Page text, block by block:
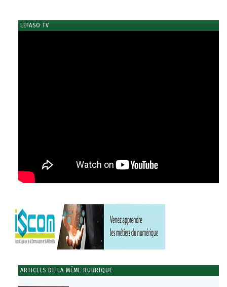
LEFASO TV
ARTICLES DE LA MÊME RUBRIQUE